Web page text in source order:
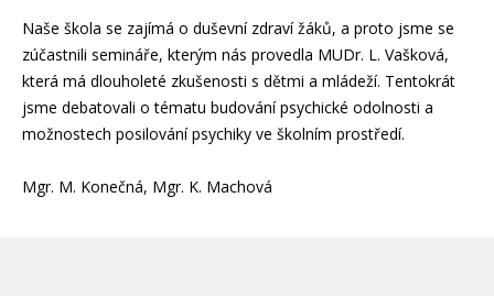
Naše škola se zajímá o duševní zdraví žáků, a proto jsme se
zúčastnili semináře, kterým nás provedla MUDr. L. Vašková,
která má dlouholeté zkušenosti s dětmi a mládeží. Tentokrát
jsme debatovali o tématu budování psychické odolnosti a
možnostech posilování psychiky ve školním prostředí.
Mgr. M. Konečná, Mgr. K. Machová